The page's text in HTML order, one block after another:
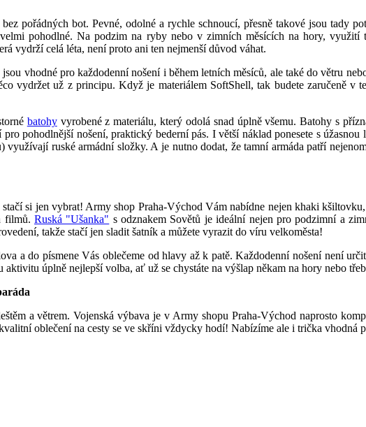
pořádných bot. Pevné, odolné a rychle schnoucí, přesně takové jsou tady
pohodlné. Na podzim na ryby nebo v zimních měsících na hory, využití
vydrží celá léta, není proto ani ten nejmenší důvod váhat.
vhodné pro každodenní nošení i během letních měsíců, ale také do větru
vydržet už z principu. Když je materiálem SoftShell, tak budete zaručeně v
batohyvyrobené z materiálu, který odolá snad úplně všemu. Batohy s
pohodlnější nošení, praktický bederní pás. I větší náklad ponesete s
ruské armádní složky. A je nutno dodat, že tamní armáda patří
si jen vybrat! Army shop Praha-Východ Vám nabídne nejen khaki
filmů. Ruská "Ušanka" s odznakem Sovětů je ideální nejen pro podzimní a
takže stačí jen sladit šatník a můžete vyrazit do víru velkoměsta!
a do písmene Vás oblečeme od hlavy až k patě. Každodenní nošení není
úplně nejlepší volba, ať už se chystáte na výšlap někam na hory nebo
a větrem. Vojenská výbava je v Army shopu Praha-Východ naprosto
oblečení na cesty se ve skříni vždycky hodí! Nabízíme ale i trička vhodná